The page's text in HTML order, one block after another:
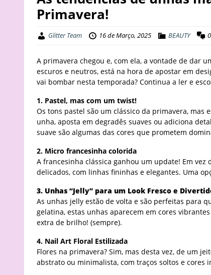
Primavera!
Glitter Team 16 de Março, 2025 BEAUTY 0
A primavera chegou e, com ela, a vontade de dar
escuros e neutros, está na hora de apostar em
vai bombar nesta temporada? Continua a ler e
1. Pastel, mas com um twist!
Os tons pastel são um clássico da primavera,
unha, aposta em degradês suaves ou adiciona
suave são algumas das cores que prometem
2. Micro francesinha colorida
A francesinha clássica ganhou um update! Em
delicados, com linhas fininhas e elegantes. Uma
3. Unhas “Jelly” para um Look Fresco e
As unhas jelly estão de volta e são perfeitas para
gelatina, estas unhas aparecem em cores
extra de brilho! (sempre).
4. Nail Art Floral Estilizada
Flores na primavera? Sim, mas desta vez, de um
abstrato ou minimalista, com traços soltos e cores